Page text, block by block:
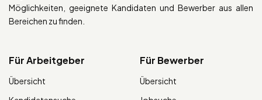
Möglichkeiten, geeignete Kandidaten und Bewerber aus allen
Bereichen zu finden.
Für Arbeitgeber
Übersicht
Für Bewerber
Übersicht